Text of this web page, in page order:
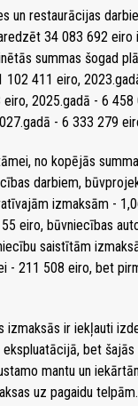
un restaurācijas
34 083 692 eiro
summas šogad
102 411 eiro,
2025.gadā - 6 458
- 6 333 279
no kopējās
darbiem,
izmaksām -
eiro, būvniecības
saistītām
- 211 508 eiro, bet
izmaksās ir iekļauti
bet šajās
mantu un
uz pagaidu